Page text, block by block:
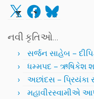
X Facebook
Bluesky
નવી કૃતિઓ…
સર્જન સાહેબ –
ધમ્મપદ – ઋષિકેશ
અછાંદસ – પ્રિયંકા
મહાવીરસ્વામીએ